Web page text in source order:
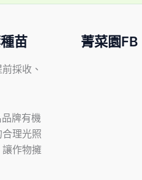
苗
採收、
牌有機
理光照
作物擁
菁菜園FB